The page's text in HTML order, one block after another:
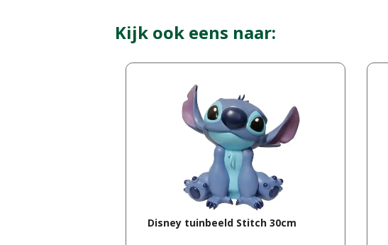
Kijk ook eens naar:
Disney tuinbeeld Stitch 30cm